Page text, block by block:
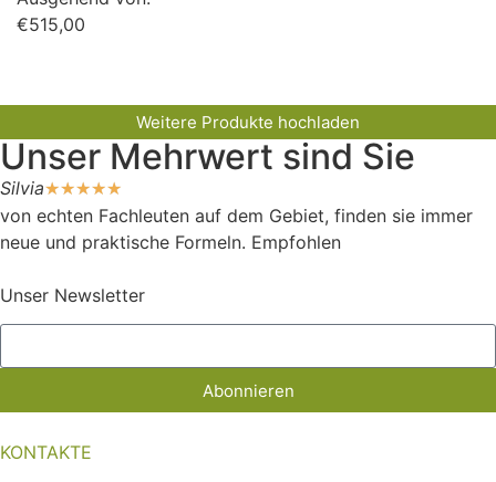
€515,00
Weitere Produkte hochladen
Unser Mehrwert sind Sie
Silvia☆☆☆☆☆
von echten Fachleuten auf dem Gebiet, finden sie immer
neue und praktische Formeln. Empfohlen
Unser Newsletter
Abonnieren
KONTAKTE